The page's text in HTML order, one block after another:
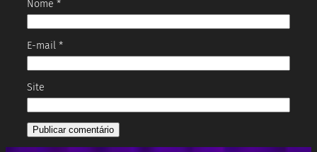
Nome *
E-mail *
Site